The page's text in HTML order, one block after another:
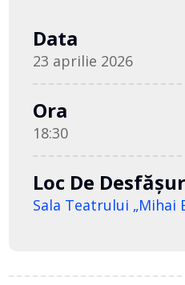
Data
23 aprilie 2026
Ora
18:30
Loc De
Sala Teatrului „Mihai